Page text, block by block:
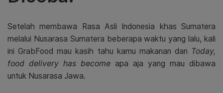
Setelah membawa Rasa Asli Indonesia khas Sumatera
melalui Nusarasa Sumatera beberapa waktu yang lalu, kali
ini GrabFood mau kasih tahu kamu makanan dan Today,
food delivery has become apa aja yang mau dibawa
untuk Nusarasa Jawa.